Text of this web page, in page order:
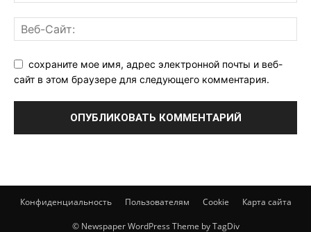
сохраните мое имя, адрес электронной почты и веб-
сайт в этом браузере для следующего комментария.
Конфиденциальность Пользователям Cookie Карта сайта
© Newspaper WordPress Theme by TagDiv